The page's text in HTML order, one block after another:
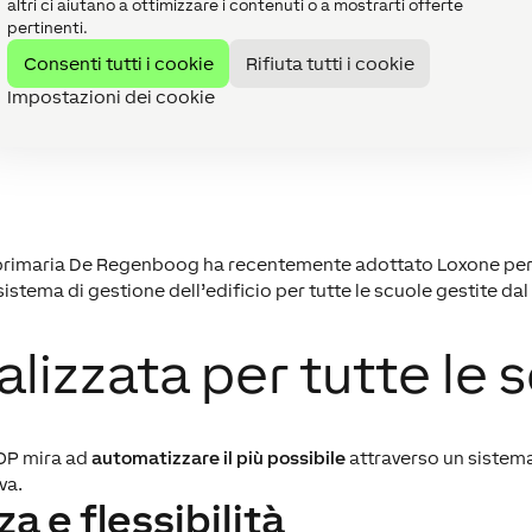
altri ci aiutano a ottimizzare i contenuti o a mostrarti offerte
pertinenti.
Consenti tutti i cookie
Rifiuta tutti i cookie
Impostazioni dei cookie
, parte del sistema educativo pubblico
De Regenboog ha recentemente adottato Loxone
di gestione dell’edificio per tutte le scuole gestite
per tutte le
mira ad automatizzare il più possibileattraverso un
e flessibilità